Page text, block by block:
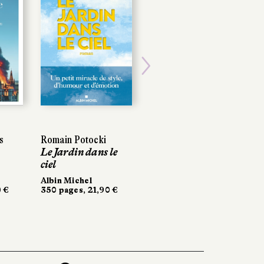
Romain Potocki
Le Jardin dans le
ciel
Albin Michel
350 pages, 21,90 €
Romain Potocki
Le Jardin dans le
ciel
Albin Michel
350 pages, 21,90 €